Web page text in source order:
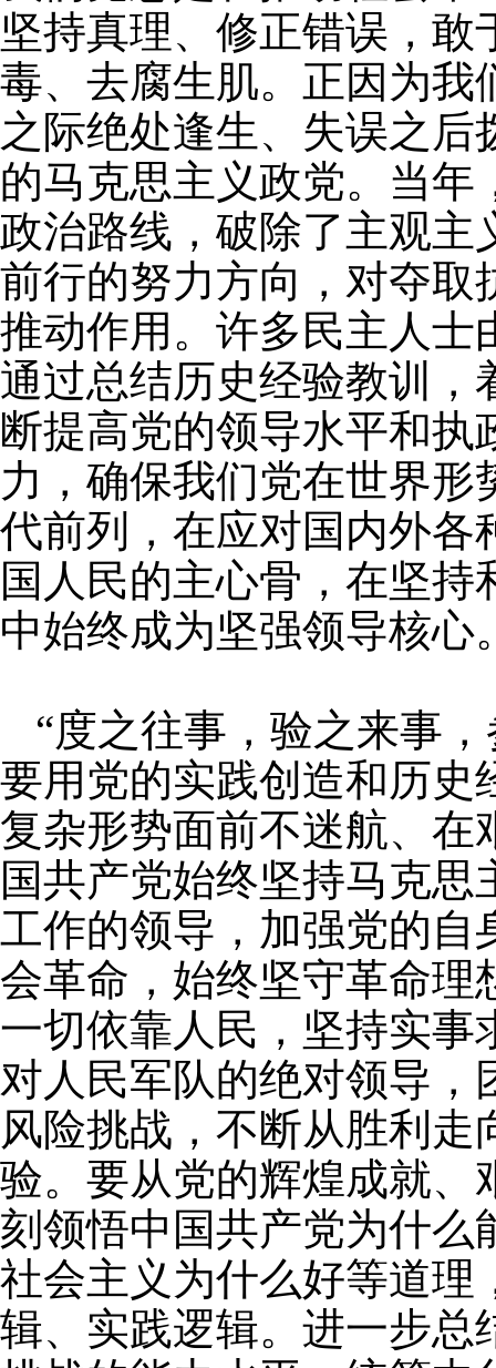
坚持真理、修正错误，
毒、去腐生肌。正因为我
之际绝处逢生、失误之
的马克思主义政党。当
政治路线，破除了主观主
前行的努力方向，对夺取
推动作用。许多民主人士
通过总结历史经验教训，
断提高党的领导水平和
力，确保我们党在世界
代前列，在应对国内外各
国人民的主心骨，在坚
中始终成为坚强领导核心
“度之往事，验之来事
要用党的实践创造和历史
复杂形势面前不迷航、在
国共产党始终坚持马克
工作的领导，加强党的自
会革命，始终坚守革命理
一切依靠人民，坚持实事
对人民军队的绝对领导
风险挑战，不断从胜利
验。要从党的辉煌成就、
刻领悟中国共产党为什么
社会主义为什么好等道理
辑、实践逻辑。进一步总